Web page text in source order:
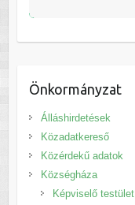
Önkormányzat
Álláshirdetések
Közadatkereső
Közérdekű adatok
Községháza
Képviselő testület